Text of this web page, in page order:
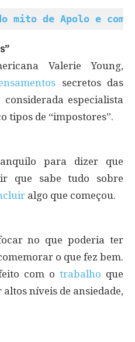
mito de Apolo e
Valerie Young,
secretos das
especialista
tipos de “impostores”.
para dizer que
que sabe tudo sobre
algo que começou.
no que poderia ter
o que fez bem.
com o trabalho que
níveis de ansiedade,